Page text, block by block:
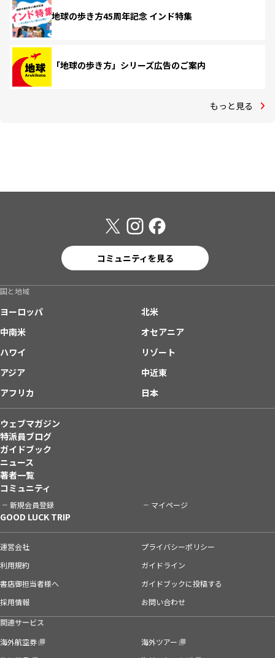
地球の歩き方45周年記念 インド特集
「地球の歩き方」シリーズ広告のご案内
もっと見る
コミュニティを見る
国と地域
ヨーロッパ
北米
中南米
オセアニア
ハワイ
リゾート
アジア
中近東
アフリカ
日本
ウェブマガジン
特派員ブログ
ガイドブック
ニュース
著者一覧
コミュニティ
新規会員登録 マイページ
GOOD LUCK TRIP
運営会社
プライバシーポリシー
利用規約
ガイドライン
書店御担当者様へ
ガイドブックに投稿する
採用情報
お問い合わせ
関連サービス
海外航空券
海外ツアー